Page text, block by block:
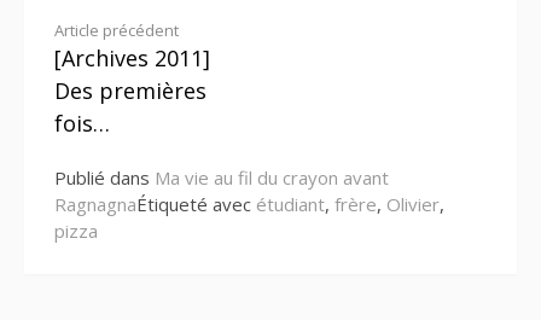
Lire
la
suite
Article précédent
[Archives 2011]
Des premières
fois…
Publié dans Ma vie au fil du crayon avant
RagnagnaÉtiqueté avec étudiant, frère, Olivier,
pizza